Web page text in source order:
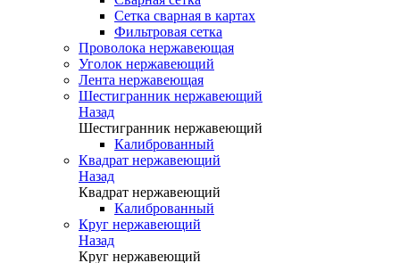
Сетка сварная в картах
Фильтровая сетка
Проволока нержавеющая
Уголок нержавеющий
Лента нержавеющая
Шестигранник нержавеющий
Назад
Шестигранник нержавеющий
Калиброванный
Квадрат нержавеющий
Назад
Квадрат нержавеющий
Калиброванный
Круг нержавеющий
Назад
Круг нержавеющий